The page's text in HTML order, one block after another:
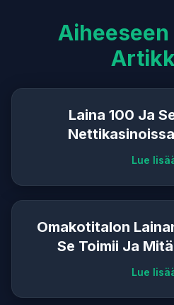
Laina 100 Ja
Lue
Omakotitalon
Se Toimii Ja
Lue